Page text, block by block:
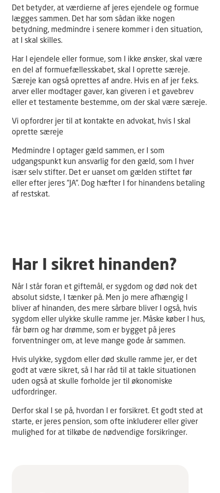
Det betyder, at værdierne af jeres ejendele og formue
lægges sammen. Det har som sådan ikke nogen
betydning, medmindre i senere kommer i den situation,
at I skal skilles.
Har I ejendele eller formue, som I ikke ønsker, skal være
en del af formuefællesskabet, skal I oprette særeje.
Særeje kan også oprettes af andre. Hvis en af jer f.eks.
arver eller modtager gaver, kan giveren i et gavebrev
eller et testamente bestemme, om der skal være særeje.
Vi opfordrer jer til at kontakte en advokat, hvis I skal
oprette særeje
Medmindre I optager gæld sammen, er I som
udgangspunkt kun ansvarlig for den gæld, som I hver
især selv stifter. Det er uanset om gælden stiftet før
eller efter jeres ”JA”. Dog hæfter I for hinandens betaling
af restskat.
Har I sikret hinanden?
Når I står foran et giftemål, er sygdom og død nok det
absolut sidste, I tænker på. Men jo mere afhængig I
bliver af hinanden, des mere sårbare bliver I også, hvis
sygdom eller ulykke skulle ramme jer. Måske køber I hus,
får børn og har drømme, som er bygget på jeres
forventninger om, at leve mange gode år sammen.
Hvis ulykke, sygdom eller død skulle ramme jer, er det
godt at være sikret, så I har råd til at takle situationen
uden også at skulle forholde jer til økonomiske
udfordringer.
Derfor skal I se på, hvordan I er forsikret. Et godt sted at
starte, er jeres pension, som ofte inkluderer eller giver
mulighed for at tilkøbe de nødvendige forsikringer.